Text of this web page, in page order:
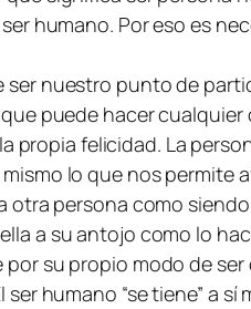
humano. Por eso es
nuestro punto de
puede hacer
propia felicidad. La
lo que nos
otra persona como
a su antojo como lo
su propio modo de
ser humano “se tiene”